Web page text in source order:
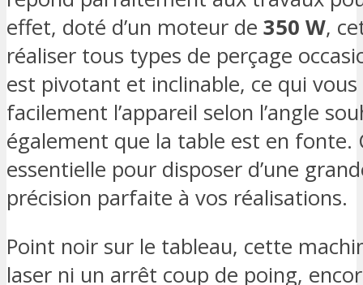
effet, doté d’un moteur de 350 W,
réaliser tous types de perçage
est pivotant et inclinable, ce qui
facilement l’appareil selon l’angle
également que la table est en fonte.
essentielle pour disposer d’une
précision parfaite à vos réalisations.
Point noir sur le tableau, cette
laser ni un arrêt coup de poing,